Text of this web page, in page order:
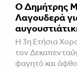
Ο Δημήτρης
Λαγουδερά
Η 3η Ετήσια
τον
φαγητό και